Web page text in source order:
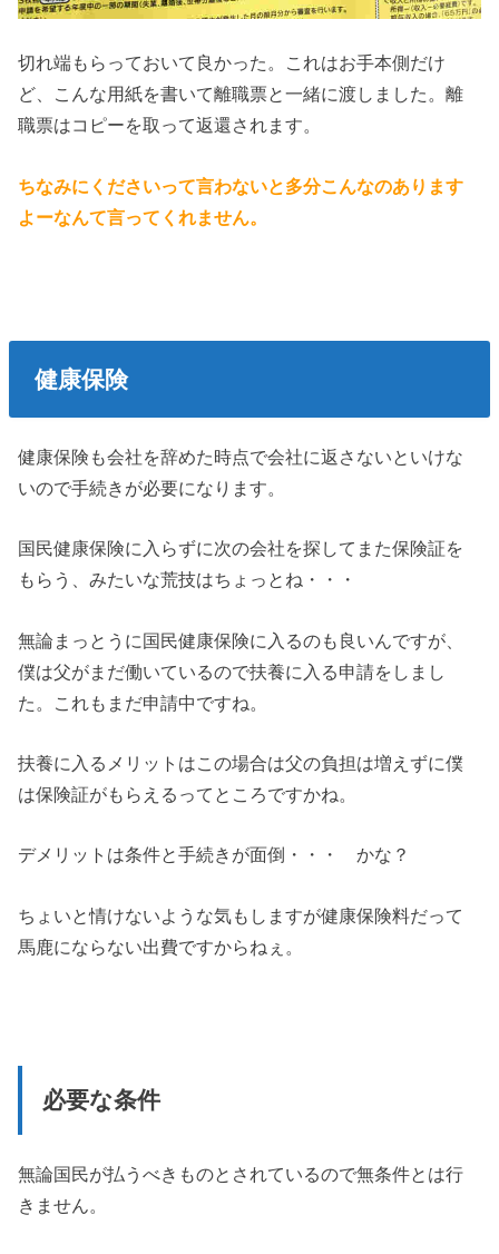
切れ端もらっておいて良かった。これはお手本側だけ
ど、こんな用紙を書いて離職票と一緒に渡しました。離
職票はコピーを取って返還されます。
ちなみにくださいって言わないと多分こんなのあります
よーなんて言ってくれません。
健康保険
健康保険も会社を辞めた時点で会社に返さないといけな
いので手続きが必要になります。
国民健康保険に入らずに次の会社を探してまた保険証を
もらう、みたいな荒技はちょっとね・・・
無論まっとうに国民健康保険に入るのも良いんですが、
僕は父がまだ働いているので扶養に入る申請をしまし
た。これもまだ申請中ですね。
扶養に入るメリットはこの場合は父の負担は増えずに僕
は保険証がもらえるってところですかね。
デメリットは条件と手続きが面倒・・・ かな？
ちょいと情けないような気もしますが健康保険料だって
馬鹿にならない出費ですからねぇ。
必要な条件
無論国民が払うべきものとされているので無条件とは行
きません。